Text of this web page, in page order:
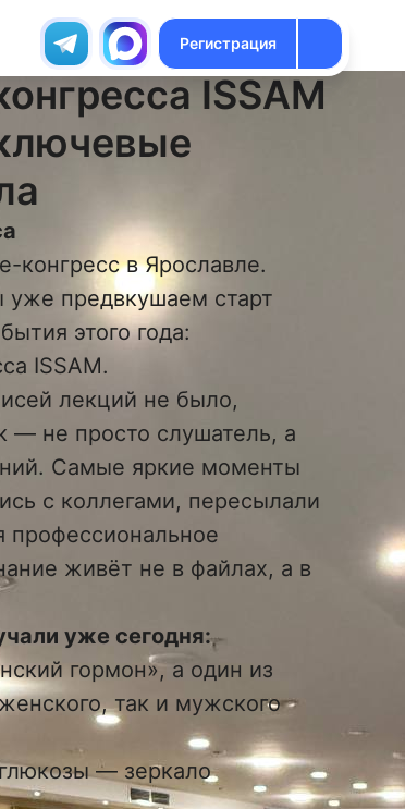
Регистрация
ISSAM
конгресс в Ярославле.
предвкушаем старт
этого года:
ISSAM.
лекций не было,
— не просто слушатель, а
Самые яркие моменты
с коллегами, пересылали
живёт не в файлах, а в
уже сегодня:
гормон», а один из
так и мужского
— зеркало